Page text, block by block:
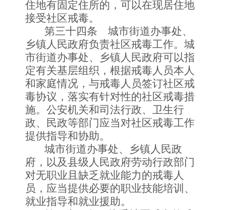
住地有固定住所的，可以在现居住地
接受社区戒毒。
第三十四条 城市街道办事处、
乡镇人民政府负责社区戒毒工作。城
市街道办事处、乡镇人民政府可以指
定有关基层组织，根据戒毒人员本人
和家庭情况，与戒毒人员签订社区戒
毒协议，落实有针对性的社区戒毒措
施。公安机关和司法行政、卫生行
政、民政等部门应当对社区戒毒工作
提供指导和协助。
城市街道办事处、乡镇人民政
府，以及县级人民政府劳动行政部门
对无职业且缺乏就业能力的戒毒人
员，应当提供必要的职业技能培训、
就业指导和就业援助。